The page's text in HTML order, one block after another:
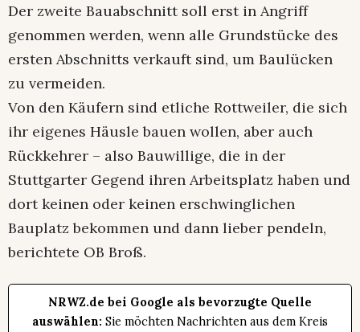
Der zweite Bauabschnitt soll erst in Angriff
genommen werden, wenn alle Grundstücke des
ersten Abschnitts verkauft sind, um Baulücken
zu vermeiden.
Von den Käufern sind etliche Rottweiler, die sich
ihr eigenes Häusle bauen wollen, aber auch
Rückkehrer – also Bauwillige, die in der
Stuttgarter Gegend ihren Arbeitsplatz haben und
dort keinen oder keinen erschwinglichen
Bauplatz bekommen und dann lieber pendeln,
berichtete OB Broß.
NRWZ.de bei Google als bevorzugte Quelle
auswählen: Sie möchten Nachrichten aus dem Kreis